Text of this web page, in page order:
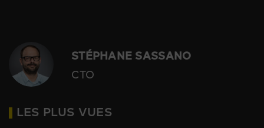
STÉPHANE SASSANO
CTO
LES PLUS VUES